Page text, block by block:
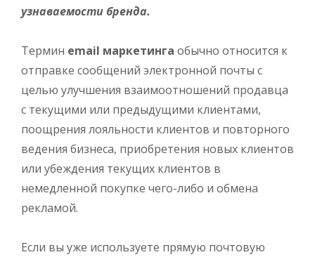
узнаваемости бренда.
Термин email маркетинга обычно относится к
отправке сообщений электронной почты с
целью улучшения взаимоотношений продавца
с текущими или предыдущими клиентами,
поощрения лояльности клиентов и повторного
ведения бизнеса, приобретения новых клиентов
или убеждения текущих клиентов в
немедленной покупке чего-либо и обмена
рекламой.
Если вы уже используете прямую почтовую